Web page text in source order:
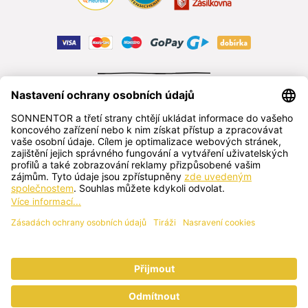
čeština
SONNENTOR s.r.o.
Příhon 943, 696 15 Čejkovice, Česká republika
+420 518 362 687 sonnentor@sonnentor.cz